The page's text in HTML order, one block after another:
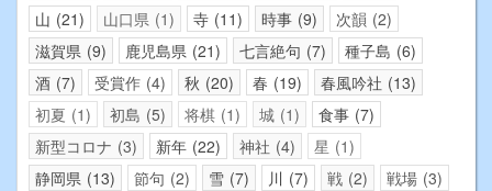
山 21 山口県 1 寺 11 時事 9 次韻 2
滋賀県 9 鹿児島県 21 七言絶句 7 種子島 6
酒 7 受賞作 4 秋 20 春 19 春風吟社 13
初夏 1 初島 5 将棋 1 城 1 食事 7
新型コロナ 3 新年 22 神社 4 星 1
静岡県 13 節句 2 雪 7 川 7 戦 2 戦場 3